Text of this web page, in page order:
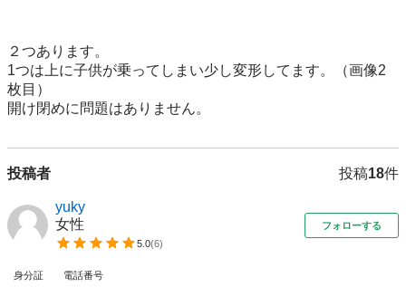
２つあります。
1つは上に子供が乗ってしまい少し変形してます。（画像2
枚目）
開け閉めに問題はありません。
投稿者 投稿18件
yuky
女性
5.0(6)
フォローする
身分証 電話番号